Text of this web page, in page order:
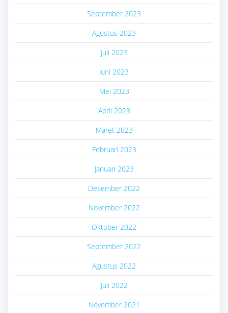
September 2023
Agustus 2023
Juli 2023
Juni 2023
Mei 2023
April 2023
Maret 2023
Februari 2023
Januari 2023
Desember 2022
November 2022
Oktober 2022
September 2022
Agustus 2022
Juli 2022
November 2021